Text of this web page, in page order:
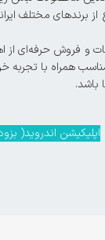
از برندهای مختلف
مناسب همراه با
باشد.
اپلیکیشن اندروید(